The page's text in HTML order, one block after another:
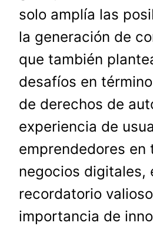
solo amplía las
la generación de
que también
desafíos en
de derechos de
experiencia de
emprendedores en
negocios digitales,
recordatorio
importancia de